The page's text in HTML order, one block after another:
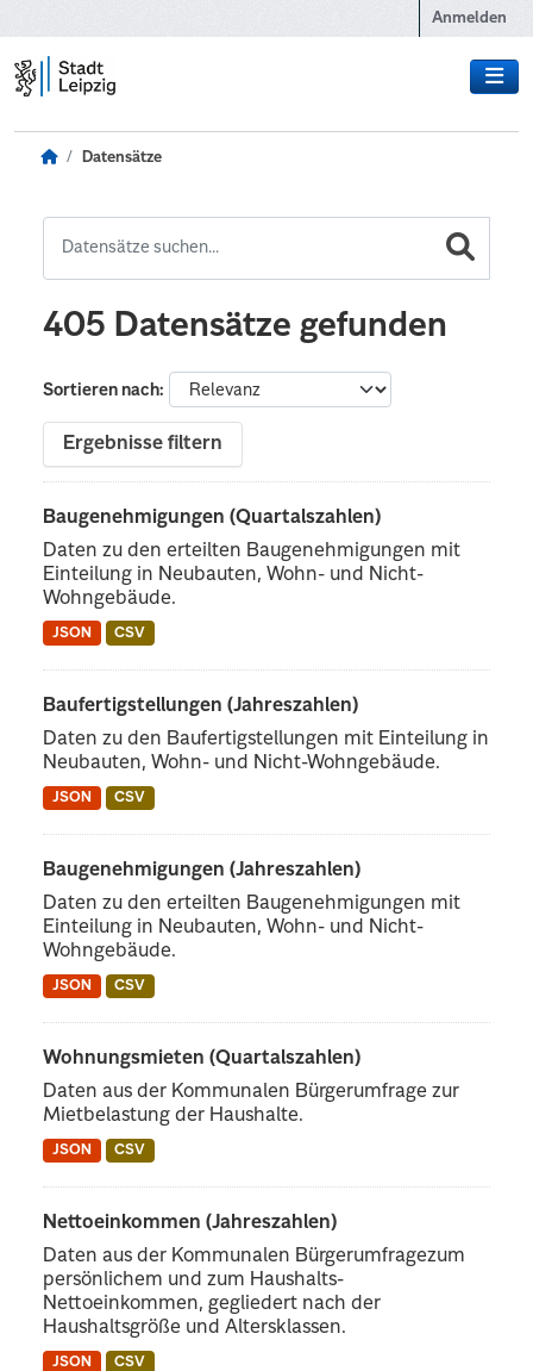
Anmelden
Datensätze
405 Datensätze gefunden
Sortieren nach
Ergebnisse filtern
Baugenehmigungen (Quartalszahlen)
Daten zu den erteilten Baugenehmigungen mit
Einteilung in Neubauten, Wohn- und Nicht-
Wohngebäude.
JSON CSV
Baufertigstellungen (Jahreszahlen)
Daten zu den Baufertigstellungen mit Einteilung in
Neubauten, Wohn- und Nicht-Wohngebäude.
JSON CSV
Baugenehmigungen (Jahreszahlen)
Daten zu den erteilten Baugenehmigungen mit
Einteilung in Neubauten, Wohn- und Nicht-
Wohngebäude.
JSON CSV
Wohnungsmieten (Quartalszahlen)
Daten aus der Kommunalen Bürgerumfrage zur
Mietbelastung der Haushalte.
JSON CSV
Nettoeinkommen (Jahreszahlen)
Daten aus der Kommunalen Bürgerumfragezum
persönlichem und zum Haushalts-
Nettoeinkommen, gegliedert nach der
Haushaltsgröße und Altersklassen.
JSON CSV